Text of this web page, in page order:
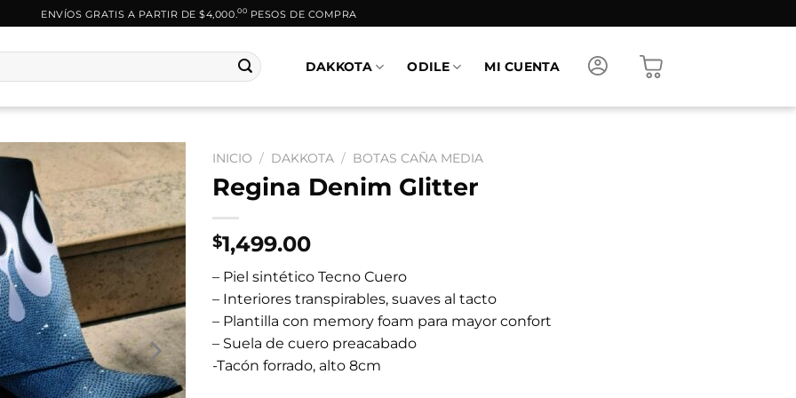
ENVÍOS GRATIS A PARTIR DE $4,000.00 PESOS DE COMPRA
DAKKOTA ODILE MI CUENTA
INICIO / DAKKOTA / BOTAS CAÑA MEDIA
Regina Denim Glitter
$1,499.00
– Piel sintético Tecno Cuero
– Interiores transpirables, suaves al tacto
– Plantilla con memory foam para mayor confort
– Suela de cuero preacabado
-Tacón forrado, alto 8cm